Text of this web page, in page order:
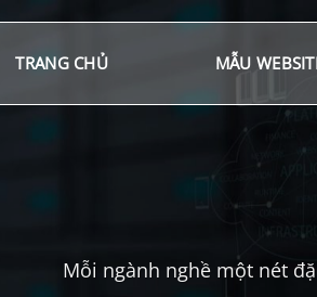
TRANG CHỦ MẪU
Mỗi ngành nghề một nét